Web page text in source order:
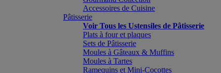
Accessoires de Cuisine
Pâtisserie
Voir Tous les Ustensiles de Pâtisserie
Plats à four et plaques
Sets de Pâtisserie
Moules à Gâteaux & Muffins
Moules à Tartes
Ramequins et Mini-Cocottes